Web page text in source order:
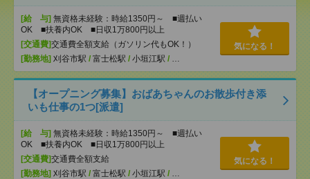
[給 与] 無資格未経験：時給1350円～ ■週払い
OK ■扶養内OK ■日収1万800円以上
[交通費]交通費全額支給（ガソリン代もOK！）
[勤務地] 刈谷市駅 / 富士松駅 / 小垣江駅 / …
気になる！
【オープニング募集】おばあちゃんのお散歩付き添
いも仕事の1つ[派遣]
[給 与] 無資格未経験：時給1350円～ ■週払い
OK ■扶養内OK ■日収1万800円以上
[交通費]交通費全額支給
[勤務地] 刈谷市駅 / 富士松駅 / 小垣江駅 / …
気になる！